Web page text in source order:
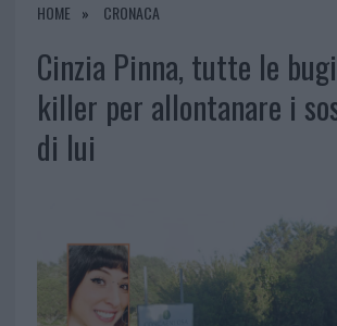
HOME CRONACA
Cinzia Pinna, tutte le
killer per allontanare i
di lui